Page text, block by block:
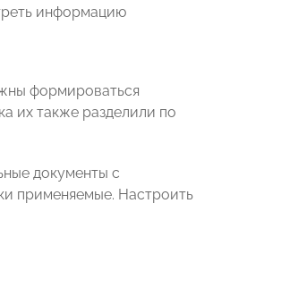
информацию
формироваться
их также разделили по
документы с
применяемые. Настроить